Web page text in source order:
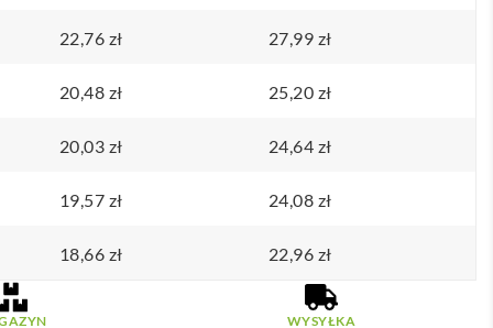
22,76 zł 27,99 zł
20,48 zł 25,20 zł
20,03 zł 24,64 zł
19,57 zł 24,08 zł
18,66 zł 22,96 zł
WYSYŁKA